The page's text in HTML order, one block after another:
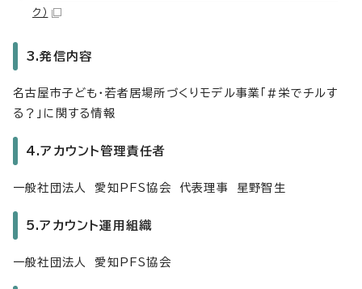
ク）
3.発信内容
名古屋市子ども・若者居場所づくりモデル事業「#栄でチルす
る？」に関する情報
4.アカウント管理責任者
一般社団法人 愛知PFS協会 代表理事 星野智生
5.アカウント運用組織
一般社団法人 愛知PFS協会